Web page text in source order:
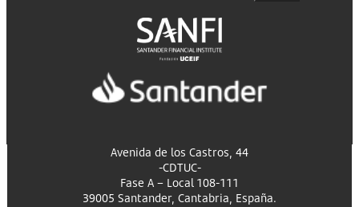
Avenida de los Castros, 44
-CDTUC-
Fase A – Local 108-111
39005 Santander, Cantabria, España.